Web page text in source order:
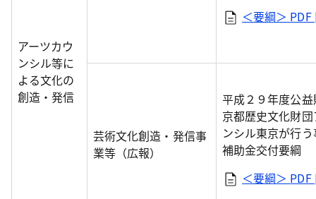
アーツカウ
ンシル等に
よる文化の
創造・発信
＜要綱＞
芸術文化創造・発信事
業等（広報）
平成２９年度公
京都歴史文化財
ンシル東京が行
補助金交付要綱
＜要綱＞